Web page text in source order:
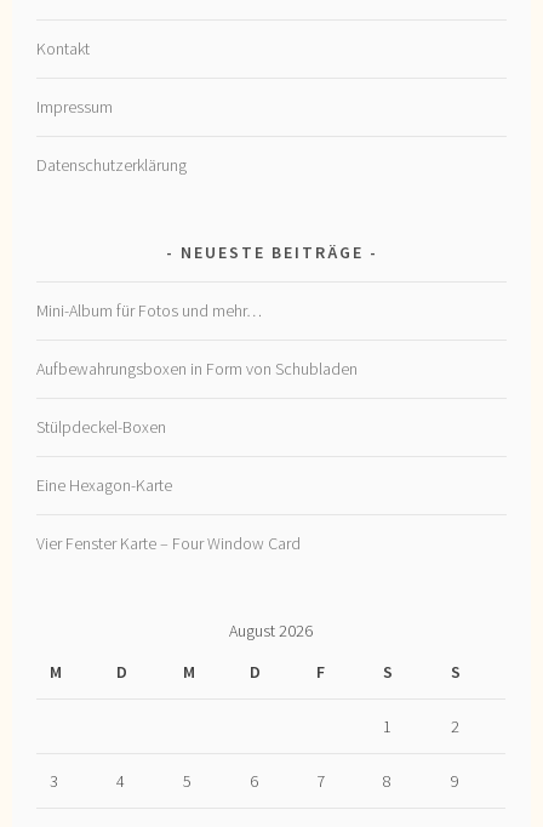
Kontakt
Impressum
Datenschutzerklärung
NEUESTE BEITRÄGE
Mini-Album für Fotos und mehr…
Aufbewahrungsboxen in Form von Schubladen
Stülpdeckel-Boxen
Eine Hexagon-Karte
Vier Fenster Karte – Four Window Card
August 2026
M
D M D F S S
1 2
3 4 5 6 7 8 9